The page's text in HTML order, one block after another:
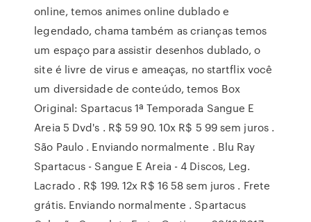
online, temos animes online dublado e
legendado, chama também as crianças temos
um espaço para assistir desenhos dublado, o
site é livre de virus e ameaças, no startflix você
um diversidade de conteúdo, temos Box
Original: Spartacus 1ª Temporada Sangue E
Areia 5 Dvd's . R$ 59 90. 10x R$ 5 99 sem juros .
São Paulo . Enviando normalmente . Blu Ray
Spartacus - Sangue E Areia - 4 Discos, Leg.
Lacrado . R$ 199. 12x R$ 16 58 sem juros . Frete
grátis. Enviando normalmente . Spartacus